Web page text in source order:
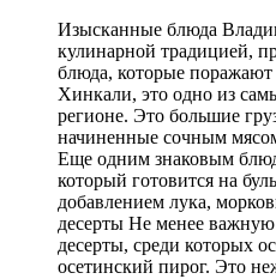
Изысканные блюда
кулинарной традицией,
блюда, которые
Хинкали, это одно из
регионе. Это большие
начиненные сочным
Еще одним знаковым
который готовится на
добавлением лука,
десерты Не менее
десерты, среди которых
осетинский пирог. Это